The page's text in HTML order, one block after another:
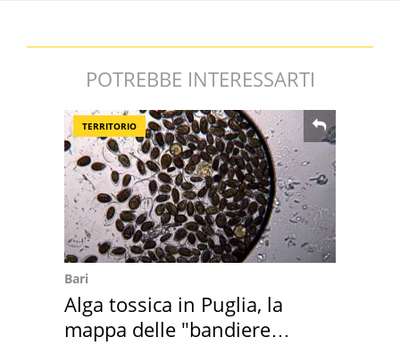
POTREBBE INTERESSARTI
TERRITORIO
Bari
Alga tossica in Puglia, la
mappa delle "bandiere